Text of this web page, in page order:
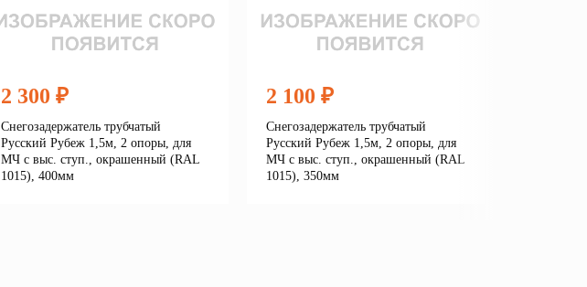
2 300 ₽
Снегозадержатель трубчатый
Русский Рубеж 1,5м, 2 опоры, для
МЧ с выс. ступ., окрашенный (RAL
1015), 400мм
2 100 ₽
Снегозадержатель трубчатый
Русский Рубеж 1,5м, 2 опоры, для
МЧ с выс. ступ., окрашенный (RAL
1015), 350мм